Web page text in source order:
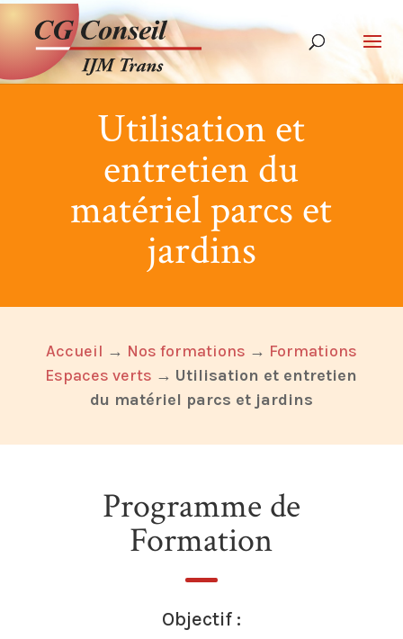
Utilisation et
entretien du
matériel parcs et
jardins
Accueil → Nos formations → Formations
Espaces verts → Utilisation et entretien
du matériel parcs et jardins
Programme de
Formation
Objectif :